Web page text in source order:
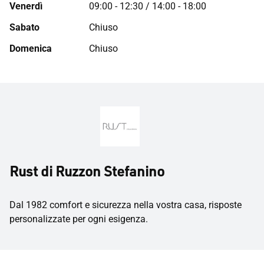
Venerdì
09:00 - 12:30 / 14:00 - 18:00
Sabato
Chiuso
Domenica
Chiuso
Rust di Ruzzon Stefanino
Dal 1982 comfort e sicurezza nella vostra casa, risposte
personalizzate per ogni esigenza.